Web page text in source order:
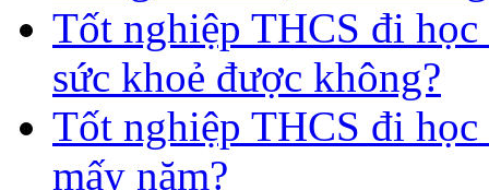
Tốt nghiệp THCS đi học
sức khoẻ được không?
Tốt nghiệp THCS đi
mấy năm?